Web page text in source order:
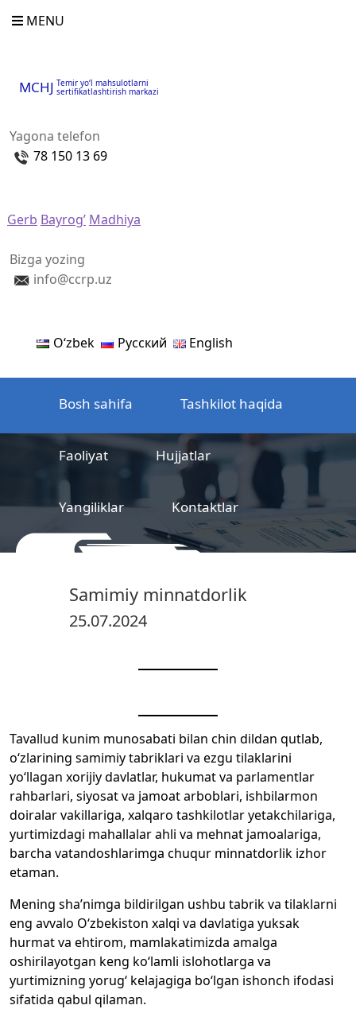
MENU
MCHJ Temir yo‘l mahsulotlarni
sertifikatlashtirish markazi
Yagona telefon
78 150 13 69
Gerb Bayrog’ Madhiya
Bizga yozing
info@ccrp.uz
Oʻzbek Русский English
Bosh sahifa Tashkilot haqida
Faoliyat Hujjatlar
Yangiliklar Kontaktlar
sertifikatlashtirish markazi
Samimiy minnatdorlik
25.07.2024
Tavallud kunim munosabati bilan chin dildan qutlab,
o‘zlarining samimiy tabriklari va ezgu tilaklarini
yo‘llagan xorijiy davlatlar, hukumat va parlamentlar
rahbarlari, siyosat va jamoat arboblari, ishbilarmon
doiralar vakillariga, xalqaro tashkilotlar yetakchilariga,
yurtimizdagi mahallalar ahli va mehnat jamoalariga,
barcha vatandoshlarimga chuqur minnatdorlik izhor
etaman.
Mening sha’nimga bildirilgan ushbu tabrik va tilaklarni
eng avvalo O‘zbekiston xalqi va davlatiga yuksak
hurmat va ehtirom, mamlakatimizda amalga
oshirilayotgan keng ko‘lamli islohotlarga va
yurtimizning yorug‘ kelajagiga bo‘lgan ishonch ifodasi
sifatida qabul qilaman.